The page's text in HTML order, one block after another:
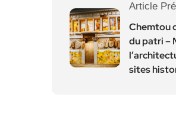
Article
Chemtou
du patri –
sites